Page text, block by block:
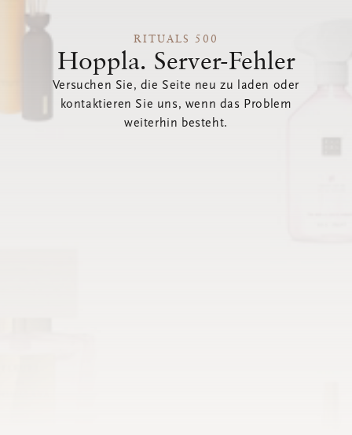
RITUALS 500
Hoppla. Server-Fehler
Versuchen Sie, die Seite neu zu laden oder
kontaktieren Sie uns, wenn das Problem
weiterhin besteht.